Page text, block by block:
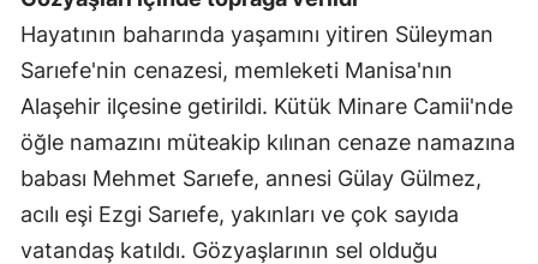
Hayatının baharında yaşamını yitiren Süleyman
Sarıefe'nin cenazesi, memleketi Manisa'nın
Alaşehir ilçesine getirildi. Kütük Minare Camii'nde
öğle namazını müteakip kılınan cenaze namazına
babası Mehmet Sarıefe, annesi Gülay Gülmez,
acılı eşi Ezgi Sarıefe, yakınları ve çok sayıda
vatandaş katıldı. Gözyaşlarının sel olduğu